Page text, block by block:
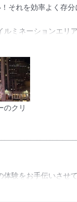
お会いできる日を
それを効率よく存
ミネーションエリ
のクリ
験をお手伝いさせ